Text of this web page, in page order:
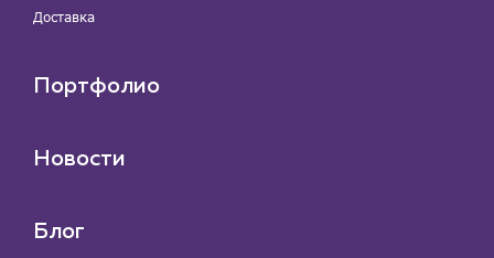
Доставка
Портфолио
Новости
Блог